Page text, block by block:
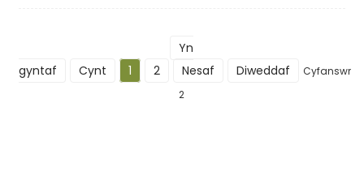
Yn
gyntaf
Cynt 1 2 Nesaf Diweddaf
Cyfanswm
2